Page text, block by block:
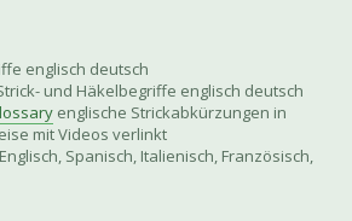
englisch deutsch
und Häkelbegriffe englisch deutsch
englische Strickabkürzungen in
mit Videos verlinkt
Spanisch, Italienisch, Französisch,